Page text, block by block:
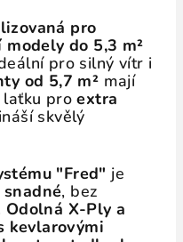
pro
modely do 5,3 m²
pro silný vítr i
od 5,7 m² mají
laťku proextra
skvělý
"Fred" je
, bez
Odolná X-Ply a
kevlarovými